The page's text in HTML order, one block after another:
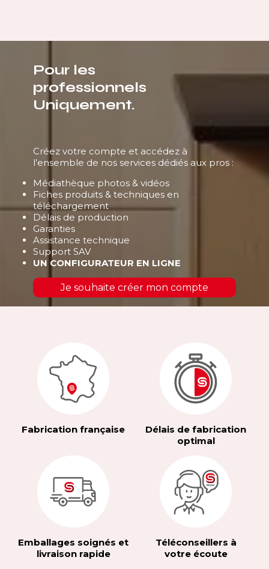
Pour les
professionnels
Uniquement.
Créez votre compte et accédez à
l’ensemble de nos services dédiés aux pros :
Médiathèque photos & vidéos
Fiches produits & techniques en
téléchargement
Délais de production
Garanties
Assistance technique
Support SAV
UN CONFIGURATEUR EN LIGNE
Je souhaite créer mon compte
Fabrication française
Délais de fabrication
optimal
Emballages soignés et
livraison rapide
Téléconseillers à
votre écoute